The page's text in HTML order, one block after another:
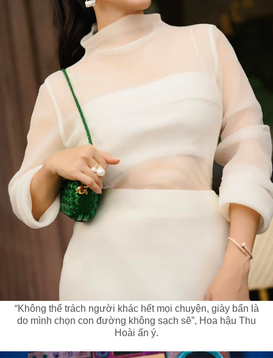
“Không thể trách người khác hết mọi chuyện, giày bẩn là
do mình chọn con đường không sạch sẽ”, Hoa hậu Thu
Hoài ẩn ý.